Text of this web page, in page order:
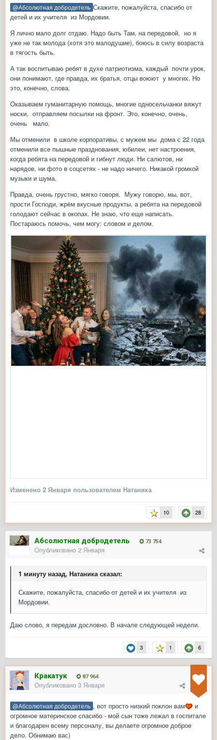
@Абсолютная добродетель Скажите, пожалуйста, спасибо от
детей и их учителя из Мордовии.
Я лично мало долг отдаю. Надо быть Там, на передовой, но я
уже не так молода (хотя это малодушие), боюсь в силу возраста
в тягость быть.
А так воспитываю ребят в духе патриотизма, каждый почти урок,
они понимают, где правда, их братья, отцы воюют у многих. Но
это, конечно, слова.
Оказываем гуманитарную помощь, многие односельчанки вяжут
носки, отправляем посылки на фронт. Это, конечно, очень,
очень мало.
Мы отменили в школе корпоративы, с мужем мы дома с 22 года
отменили все пышные празднования, юбилеи, нет настроения,
когда ребята на передовой и гибнут люди. Ни салютов, ни
нарядов, ни фото в соцсетях - не надо ничего. Никакой громкой
музыки и шума.
Правда, очень грустно, мягко говоря. Мужу говорю, мы, вот,
прости Господи, жрём вкусные продукты, а ребята на передовой
голодают сейчас в окопах. Не знаю, что еще написать.
Постараюсь помочь, чем могу: словом и делом.
Изменено 2 Января пользователем Натаника
10 28
Абсолютная добродетель 73 754
Опубликовано 2 Января
1 минуту назад, Натаника сказал:
Скажите, пожалуйста, спасибо от детей и их учителя из
Мордовии.
Даю слово, я передам дословно. В начале следующей недели.
3 1 6
Кракатук 87 964
Опубликовано 3 Января
@Абсолютная добродетель , вот просто низкий поклон вам
и
огромное материнское спасибо - мой сын тоже лежал в госпитале
и благодарен всему персоналу, вы делаете огромное доброе
дело. Обнимаю вас)